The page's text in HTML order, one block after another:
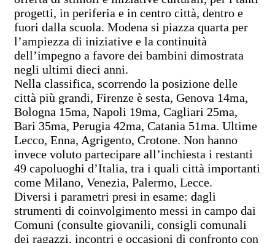
progetti, in periferia e in centro città, dentro e
fuori dalla scuola. Modena si piazza quarta per
l’ampiezza di iniziative e la continuità
dell’impegno a favore dei bambini dimostrata
negli ultimi dieci anni.
Nella classifica, scorrendo la posizione delle
città più grandi, Firenze è sesta, Genova 14ma,
Bologna 15ma, Napoli 19ma, Cagliari 25ma,
Bari 35ma, Perugia 42ma, Catania 51ma. Ultime
Lecco, Enna, Agrigento, Crotone. Non hanno
invece voluto partecipare all’inchiesta i restanti
49 capoluoghi d’Italia, tra i quali città importanti
come Milano, Venezia, Palermo, Lecce.
Diversi i parametri presi in esame: dagli
strumenti di coinvolgimento messi in campo dai
Comuni (consulte giovanili, consigli comunali
dei ragazzi, incontri e occasioni di confronto con